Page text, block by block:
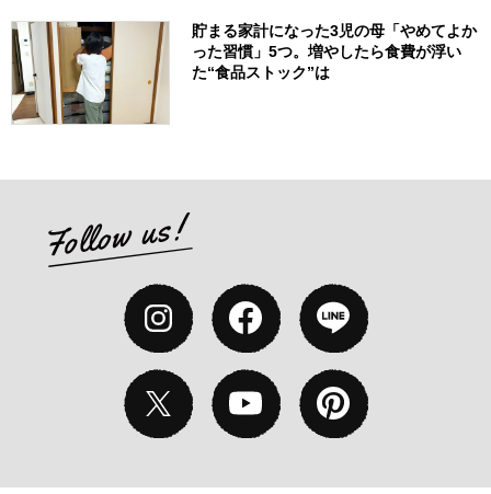
貯まる家計になった3児の母「やめてよか
った習慣」5つ。増やしたら食費が浮い
た“食品ストック”は